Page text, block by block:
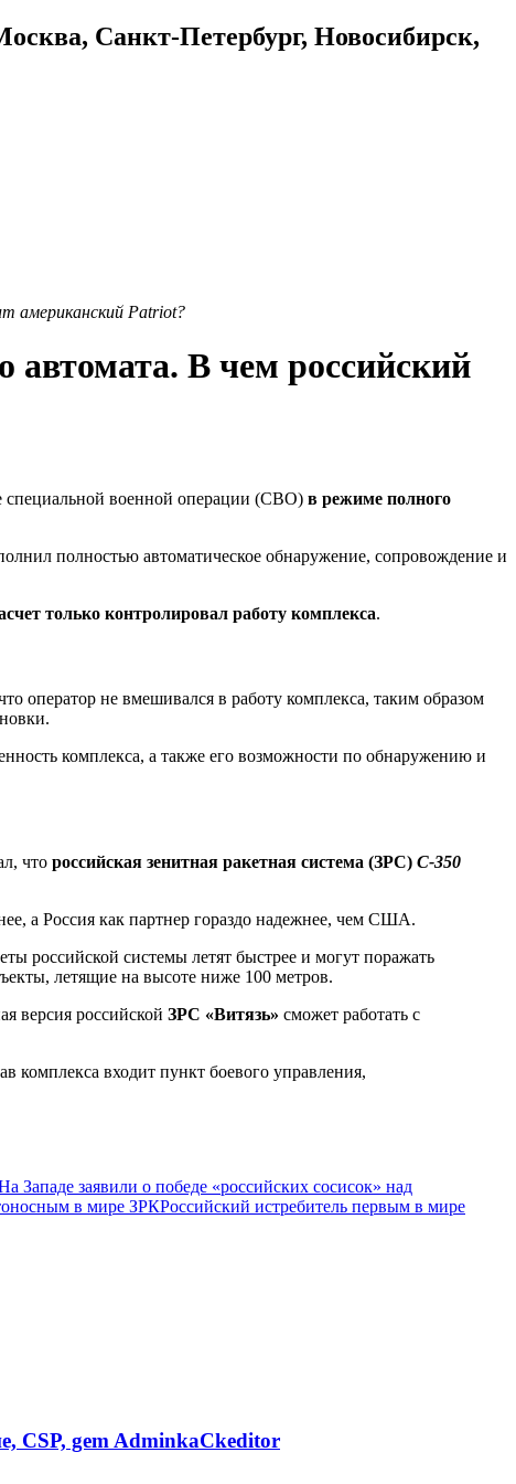
Санкт-Петербург, Новосибирск,
американский Patriot?
В чем российский
военной операции (СВО) в режиме полного
полностью автоматическое обнаружение, сопровождение и
только контролировал работу комплекса.
оператор не вмешивался в работу комплекса, таким образом
комплекса, а также его возможности по обнаружению и
что российская зенитная ракетная система (ЗРС) С-350
а Россия как партнер гораздо надежнее, чем США.
российской системы летят быстрее и могут поражать
летящие на высоте ниже 100 метров.
версия российской ЗРС «Витязь» сможет работать с
комплекса входит пункт боевого управления,
Западе заявили о победе «российских сосисок» над
в мире ЗРКРоссийский истребитель первым в мире
CSP, gem AdminkaCkeditor